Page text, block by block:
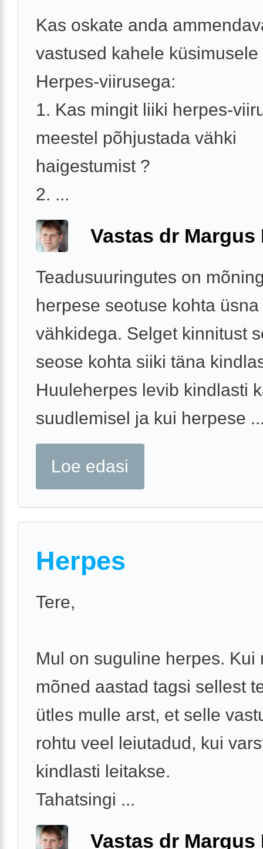
Kas oskate anda
vastused kahele küsimusele
Herpes-viirusega:
1. Kas mingit liiki herpes-
meestel põhjustada vähki
haigestumist ?
2. ...
Vastas dr Margus
Teadusuuringutes on
herpese seotuse kohta
vähkidega. Selget kinnitust
seose kohta siiki täna
Huuleherpes levib kindlasti
suudlemisel ja kui herpese
Loe edasi
Herpes
Tere,
Mul on suguline herpes. Kui
mõned aastad tagsi sellest
ütles mulle arst, et selle
rohtu veel leiutadud, kui
kindlasti leitakse.
Tahatsingi ...
Vastas dr Margus